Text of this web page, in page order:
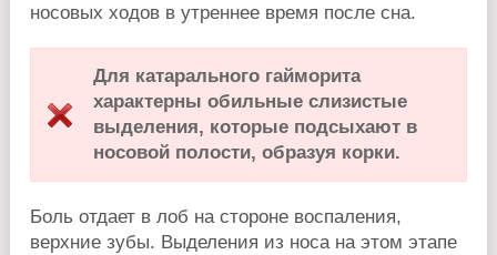
носовых ходов в утреннее время после сна.
Для катарального гайморита
характерны обильные слизистые
выделения, которые подсыхают в
носовой полости, образуя корки.
Боль отдает в лоб на стороне воспаления,
верхние зубы. Выделения из носа на этом этапе